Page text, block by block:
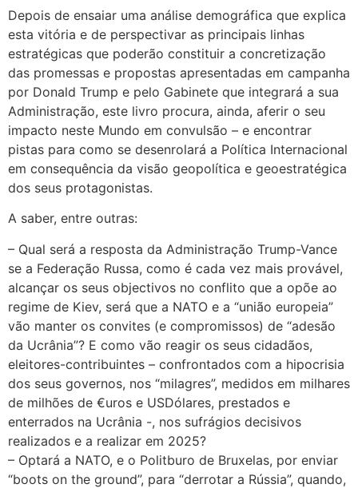
Depois de ensaiar uma análise demográfica que explica
esta vitória e de perspectivar as principais linhas
estratégicas que poderão constituir a concretização
das promessas e propostas apresentadas em campanha
por Donald Trump e pelo Gabinete que integrará a sua
Administração, este livro procura, ainda, aferir o seu
impacto neste Mundo em convulsão – e encontrar
pistas para como se desenrolará a Política Internacional
em consequência da visão geopolítica e geoestratégica
dos seus protagonistas.
A saber, entre outras:
– Qual será a resposta da Administração Trump-Vance
se a Federação Russa, como é cada vez mais provável,
alcançar os seus objectivos no conflito que a opõe ao
regime de Kiev, será que a NATO e a “união europeia”
vão manter os convites (e compromissos) de “adesão
da Ucrânia”? E como vão reagir os seus cidadãos,
eleitores-contribuintes – confrontados com a hipocrisia
dos seus governos, nos “milagres”, medidos em milhares
de milhões de €uros e USDólares, prestados e
enterrados na Ucrânia -, nos sufrágios decisivos
realizados e a realizar em 2025?
– Optará a NATO, e o Politburo de Bruxelas, por enviar
“boots on the ground”, para “derrotar a Rússia”, quando,